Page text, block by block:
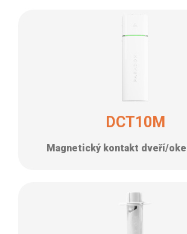
DCT10M
Magnetický kontakt dveří/